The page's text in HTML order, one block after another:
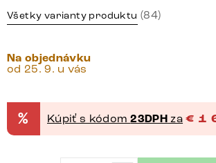
Všetky varianty produktu (84)
Na objednávku
od 25. 9. u vás
% Kúpiť s kódom23DPH za € 1